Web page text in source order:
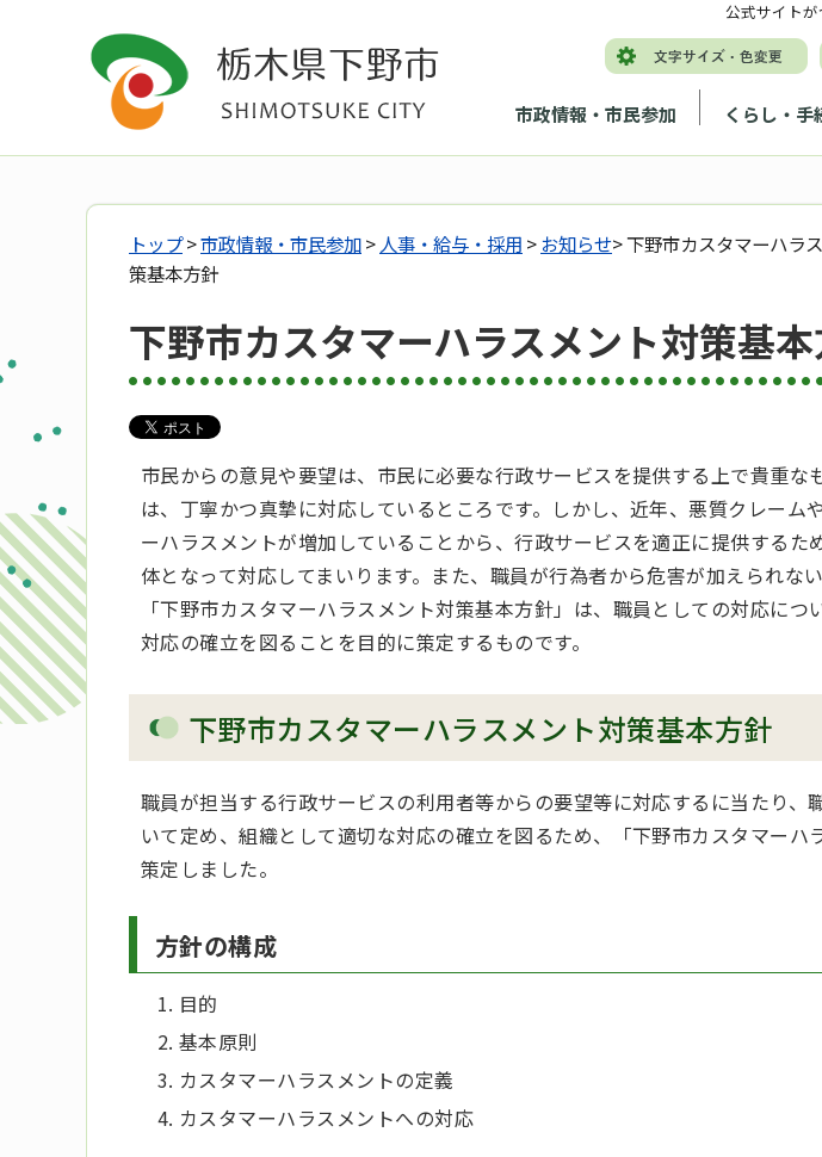
市政情報・市民参加 くらし・手
公式サイト
トップ>市政情報・市民参加> 人事・給与・採用 >お知らせ> 下野市カスタマーハラ
策基本方針
下野市カスタマーハラスメント対策基
市民からの意見や要望は、市民に必要な行政サービスを提供する上で貴重な
は、丁寧かつ真摯に対応しているところです。しかし、近年、悪質クレーム
ーハラスメントが増加していることから、行政サービスを適正に提供するた
体となって対応してまいります。また、職員が行為者から危害が加えられな
「下野市カスタマーハラスメント対策基本方針」は、職員としての対応に
対応の確立を図ることを目的に策定するものです。
下野市カスタマーハラスメント対策基本方針
職員が担当する行政サービスの利用者等からの要望等に対応するに当たり、
いて定め、組織として適切な対応の確立を図るため、「下野市カスタマーハ
策定しました。
方針の構成
目的
基本原則
カスタマーハラスメントの定義
カスタマーハラスメントへの対応